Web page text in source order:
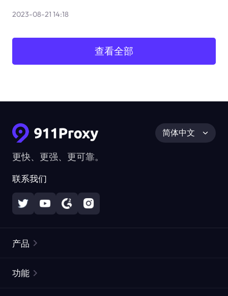
2023-08-21 14:18
查看全部
更快、更强、更可靠。
联系我们
简体中文
产品
功能